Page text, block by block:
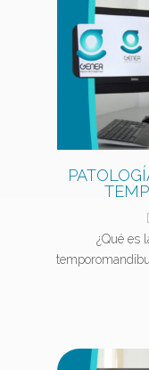
¿Qué es